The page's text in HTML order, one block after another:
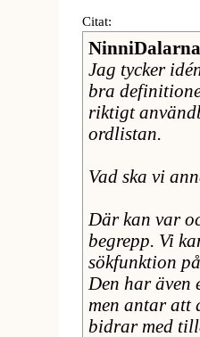
Citat:
NinniDalarna
Jag tycker
bra
riktigt
ordlistan.
Vad ska vi
Där kan var
begrepp. Vi
sökfunktion
Den har även
men antar att
bidrar med